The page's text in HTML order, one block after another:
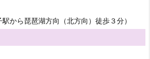
駅から琵琶湖方向（北方向）徒歩３分）